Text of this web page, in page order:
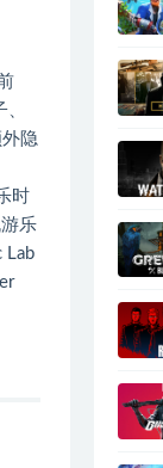
隐
时
乐
Lab